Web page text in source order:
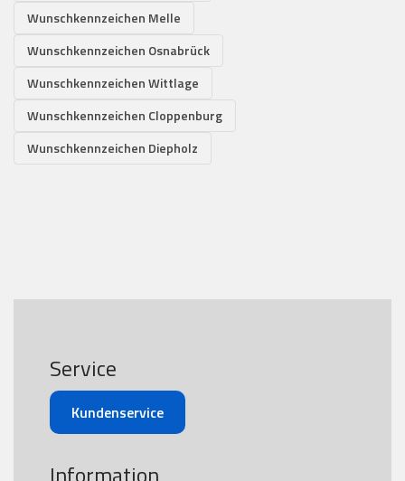
Wunschkennzeichen Melle
Wunschkennzeichen Osnabrück
Wunschkennzeichen Wittlage
Wunschkennzeichen Cloppenburg
Wunschkennzeichen Diepholz
Service
Kundenservice